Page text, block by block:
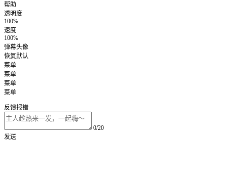
帮助
透明度
100%
速度
100%
弹幕头像
恢复默认
菜单
菜单
菜单
菜单
反馈报错
0/20
发送